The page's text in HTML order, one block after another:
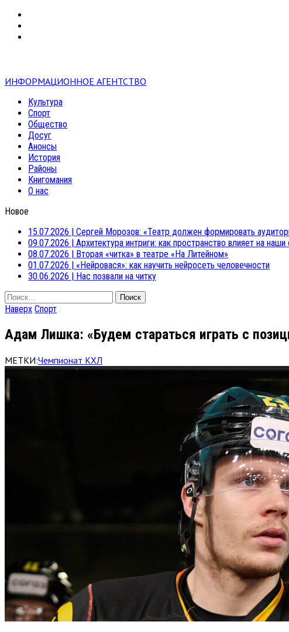
ИНФОРМАЦИОННОЕ АГЕНТСТВО
Культура
Спорт
Общество
Досуг
Анонсы
История
Районы
Книгомания
О нас
Новое
15.07.2026 | Сергей Морозов: «Театр должен формировать
09.07.2026 | Архитектура интриги: как пространство влияет на
08.07.2026 | Вторая «читка» в театре «На Литейном»
01.07.2026 | «Нейровася»: как научить нейросеть человечности
30.06.2026 | Нас позвали на читку
Найти:
Наверх Спорт
Адам Лишка: «Будем стараться играть с
МЕТКИ:Чемпионат КХЛ